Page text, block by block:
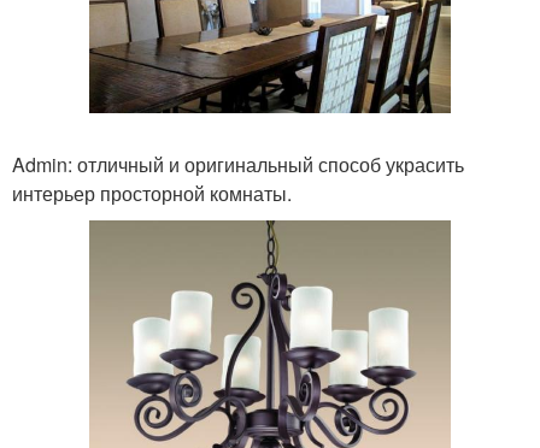
Admin: отличный и оригинальный способ украсить
интерьер просторной комнаты.